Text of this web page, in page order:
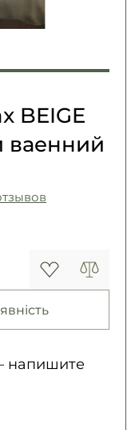
BEIGE
ваенний
напишите